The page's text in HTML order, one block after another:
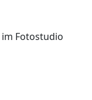
im Fotostudio